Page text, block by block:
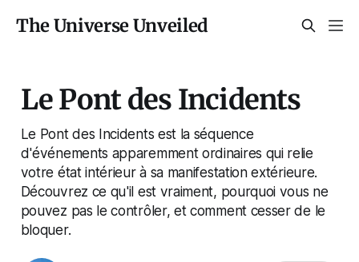
The Universe Unveiled
Le Pont des Incidents
Le Pont des Incidents est la séquence
d'événements apparemment ordinaires qui relie
votre état intérieur à sa manifestation extérieure.
Découvrez ce qu'il est vraiment, pourquoi vous ne
pouvez pas le contrôler, et comment cesser de le
bloquer.